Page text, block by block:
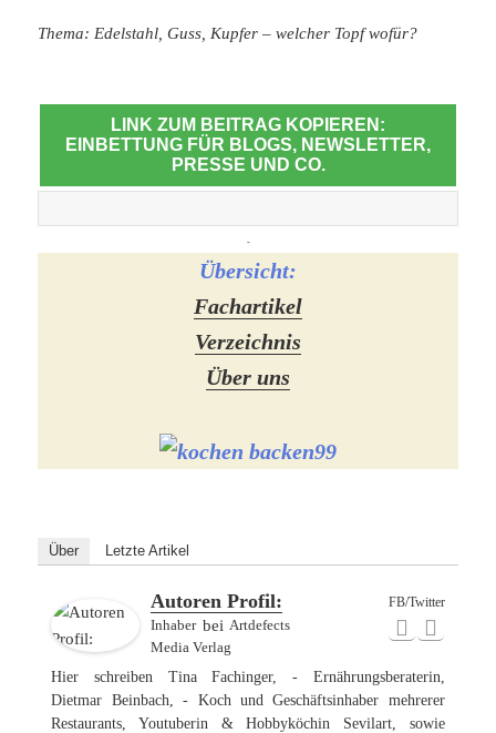
Thema: Edelstahl, Guss, Kupfer – welcher Topf wofür?
LINK ZUM BEITRAG KOPIEREN:
EINBETTUNG FÜR BLOGS, NEWSLETTER,
PRESSE UND CO.
-
Übersicht:
Fachartikel
Verzeichnis
Über uns
Über Letzte Artikel
FB/Twitter
Autoren Profil:
Inhaberbei Artdefects
Media Verlag
Hier schreiben Tina Fachinger, - Ernährungsberaterin,
Dietmar Beinbach, - Koch und Geschäftsinhaber mehrerer
Restaurants, Youtuberin & Hobbyköchin Sevilart, sowie